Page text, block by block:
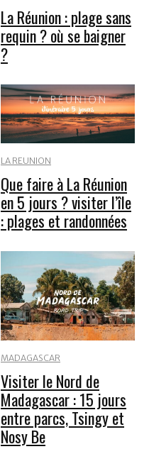
La Réunion : plage sans
requin ? où se baigner
?
LA REUNION
Que faire à La Réunion
en 5 jours ? visiter l’île
: plages et randonnées
MADAGASCAR
Visiter le Nord de
Madagascar : 15 jours
entre parcs, Tsingy et
Nosy Be